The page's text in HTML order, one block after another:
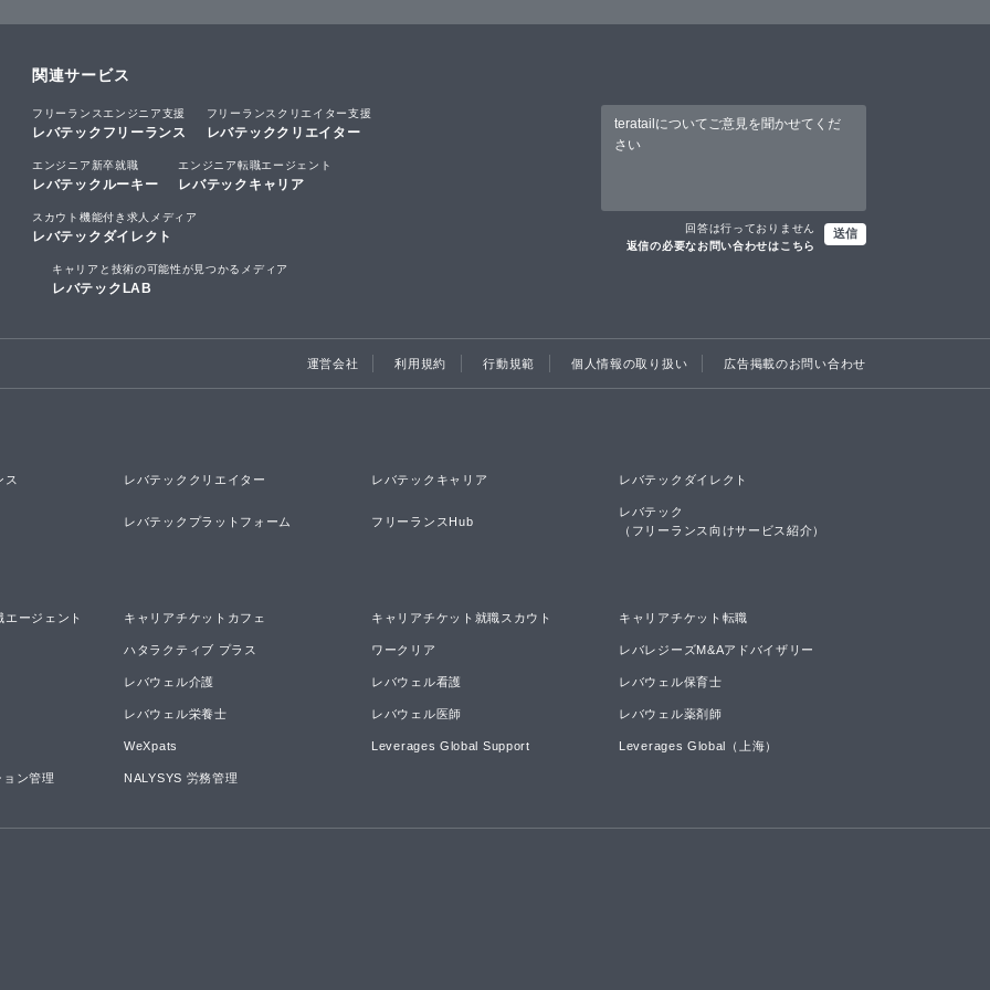
関連サービス
フリーランスエンジニア支援
レバテックフリーランス
フリーランスクリエイター支援
レバテッククリエイター
エンジニア新卒就職
レバテックルーキー
エンジニア転職エージェント
レバテックキャリア
スカウト機能付き求人メディア
レバテックダイレクト
キャリアと技術の可能性が見つかるメディア
レバテックLAB
回答は行っておりません
返信の必要なお問い合わせはこちら
送信
運営会社 利用規約 行動規範 個人情報の取り扱い 広告掲載のお問い合わせ
ス レバテッククリエイター レバテックキャリア レバテックダイレクト
レバテックプラットフォーム フリーランスHub
レバテック
（フリーランス向けサービス紹介）
ージェント キャリアチケットカフェ キャリアチケット就職スカウト キャリアチケット転職
ハタラクティブ プラス ワークリア レバレジーズM&Aアドバイザリー
レバウェル介護 レバウェル看護 レバウェル保育士
レバウェル栄養士 レバウェル医師 レバウェル薬剤師
WeXpats Leverages Global Support Leverages Global（上海）
ン管理 NALYSYS 労務管理